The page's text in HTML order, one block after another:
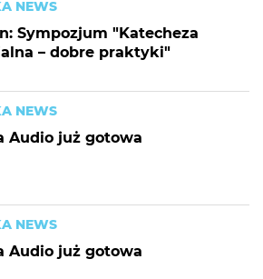
NEWS
Sympozjum "Katecheza
– dobre praktyki"
NEWS
Audio już gotowa
NEWS
Audio już gotowa